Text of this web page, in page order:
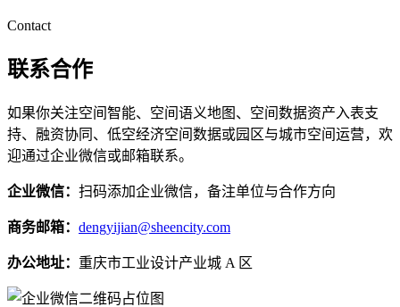
Contact
联系合作
如果你关注空间智能、空间语义地图、空间数据资产入表支
持、融资协同、低空经济空间数据或园区与城市空间运营，欢
迎通过企业微信或邮箱联系。
企业微信： 扫码添加企业微信，备注单位与合作方向
商务邮箱： dengyijian@sheencity.com
办公地址： 重庆市工业设计产业城 A 区